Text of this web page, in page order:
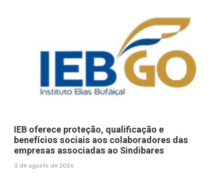
IEB oferece proteção, qualificação e
benefícios sociais aos colaboradores das
empresas associadas ao Sindibares
3 de agosto de 2026